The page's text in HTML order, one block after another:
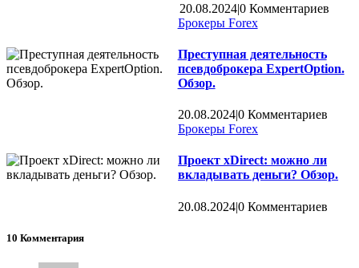
20.08.2024|0 Комментариев
Брокеры Forex
Преступная деятельность
псевдоброкера ExpertOption.
Обзор.
20.08.2024|0 Комментариев
Брокеры Forex
Проект xDirect: можно ли
вкладывать деньги? Обзор.
20.08.2024|0 Комментариев
10 Комментария